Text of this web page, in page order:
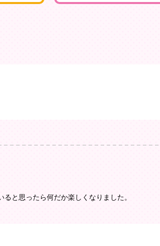
と思ったら何だか楽しくなりました。